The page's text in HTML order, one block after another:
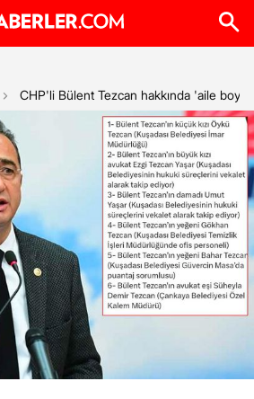
CHP'li Bülent Tezcan hakkında 'aile boyu